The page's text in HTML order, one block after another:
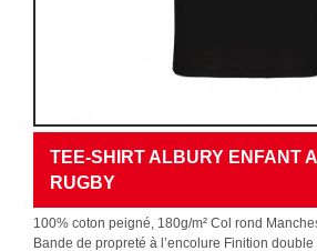
TEE-SHIRT ALBURY ENFANT
RUGBY
100% coton peigné, 180g/m² Col rond
Bande de propreté à l’encolure Finition